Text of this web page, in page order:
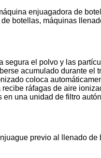
enjuagadora de
botellas, máquinas
el polvo y las
acumulado durante el
coloca
ráfagas de aire
una unidad de filtro
previo al llenado